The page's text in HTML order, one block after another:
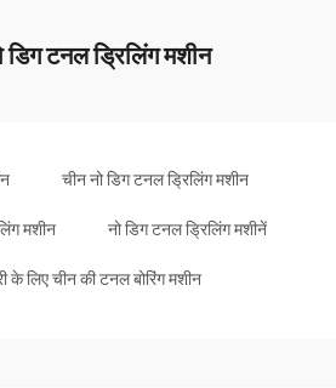
डिग टनल ड्रिलिंग मशीन
चीन नो डिग टनल ड्रिलिंग मशीन
मशीन नो डिग टनल ड्रिलिंग मशीनें
के लिए चीन की टनल बोरिंग मशीन